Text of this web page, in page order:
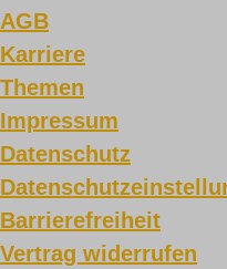
AGB
Karriere
Themen
Impressum
Datenschutz
Barrierefreiheit
Vertrag widerrufen